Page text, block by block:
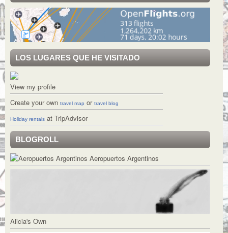
LOS LUGARES QUE HE VISITADO
View my profile
Create your own travel map or travel blog
Holiday rentals at TripAdvisor
BLOGROLL
Aeropuertos Argentinos
Alicia's Own